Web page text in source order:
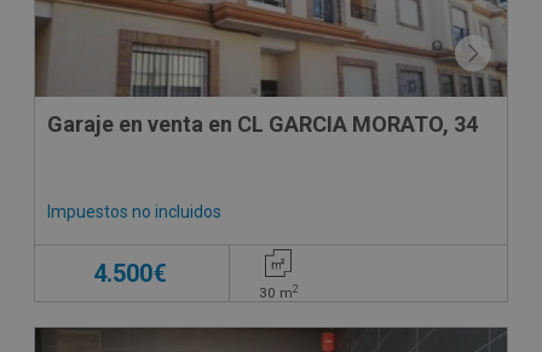
Garaje en venta en CL GARCIA MORATO, 34
Impuestos no incluidos
4.500€
30 m2